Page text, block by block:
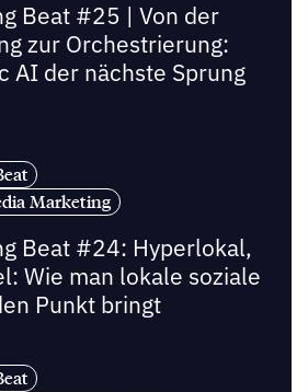
Beat #25 | Von der
zur Orchestrierung:
AI der nächste Sprung
Marketing
Beat #24: Hyperlokal,
Wie man lokale soziale
Punkt bringt